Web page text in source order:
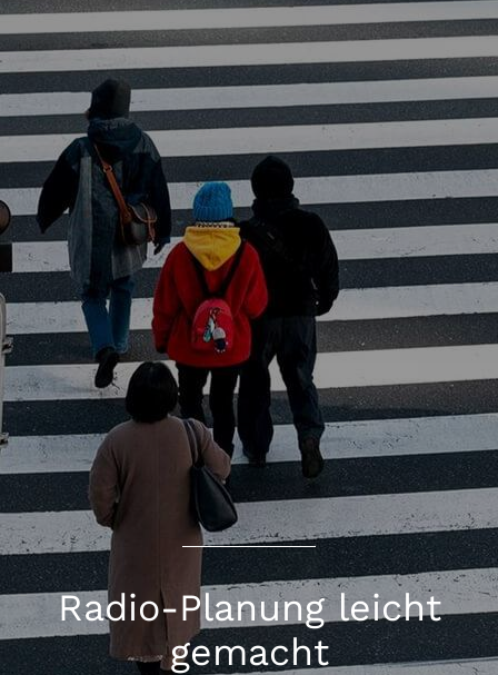
Radio-Planung leicht
gemacht